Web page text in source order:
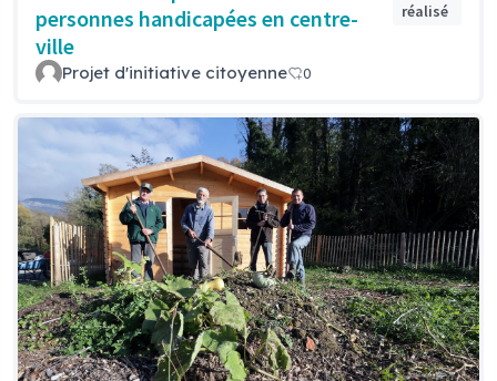
personnes handicapées en centre-
ville
réalisé
Projet d'initiative citoyenne 0